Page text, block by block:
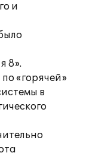
и
8».
«горячей»
в